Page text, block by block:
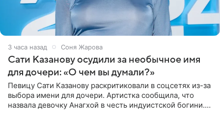
3 часа назад Соня Жарова
Сати Казанову осудили за необычное имя
для дочери: «О чем вы думали?»
Певицу Сати Казанову раскритиковали в соцсетях из-за
выбора имени для дочери. Артистка сообщила, что
назвала девочку Анагхой в честь индуистской богини.